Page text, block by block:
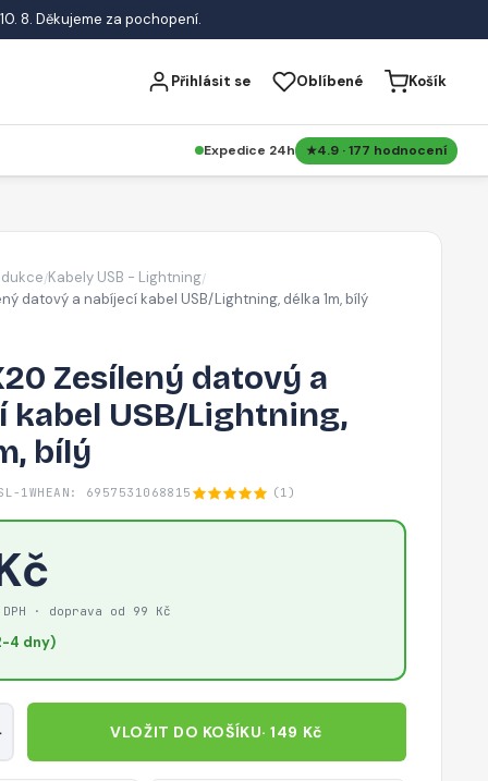
8. Děkujeme za pochopení.
Přihlásit se Oblíbené Košík
Expedice 24h 4.9 · 177 hodnocení
/Kabely USB - Lightning/
datový a nabíjecí kabel USB/Lightning, délka 1m, bílý
Zesílený datový a
kabel USB/Lightning,
bílý
1WH EAN: 6957531068815 (1)
· doprava od 99 Kč
4 dny)
VLOŽIT DO KOŠÍKU· 149 Kč